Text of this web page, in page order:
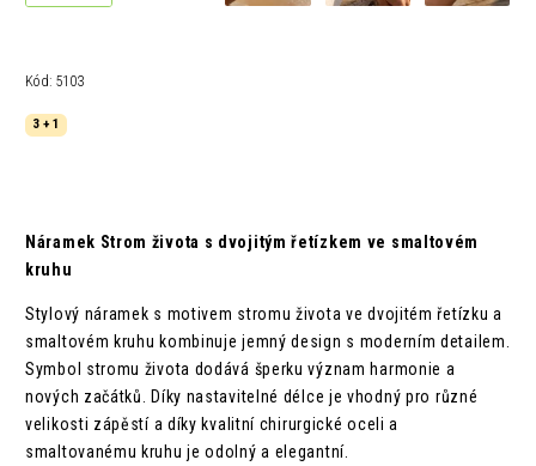
Kód: 5103
3 + 1
Náramek Strom života s dvojitým řetízkem ve smaltovém
kruhu
Stylový náramek s motivem stromu života ve dvojitém řetízku a
smaltovém kruhu kombinuje jemný design s moderním detailem.
Symbol stromu života dodává šperku význam harmonie a
nových začátků. Díky nastavitelné délce je vhodný pro různé
velikosti zápěstí a díky kvalitní chirurgické oceli a
smaltovanému kruhu je odolný a elegantní.